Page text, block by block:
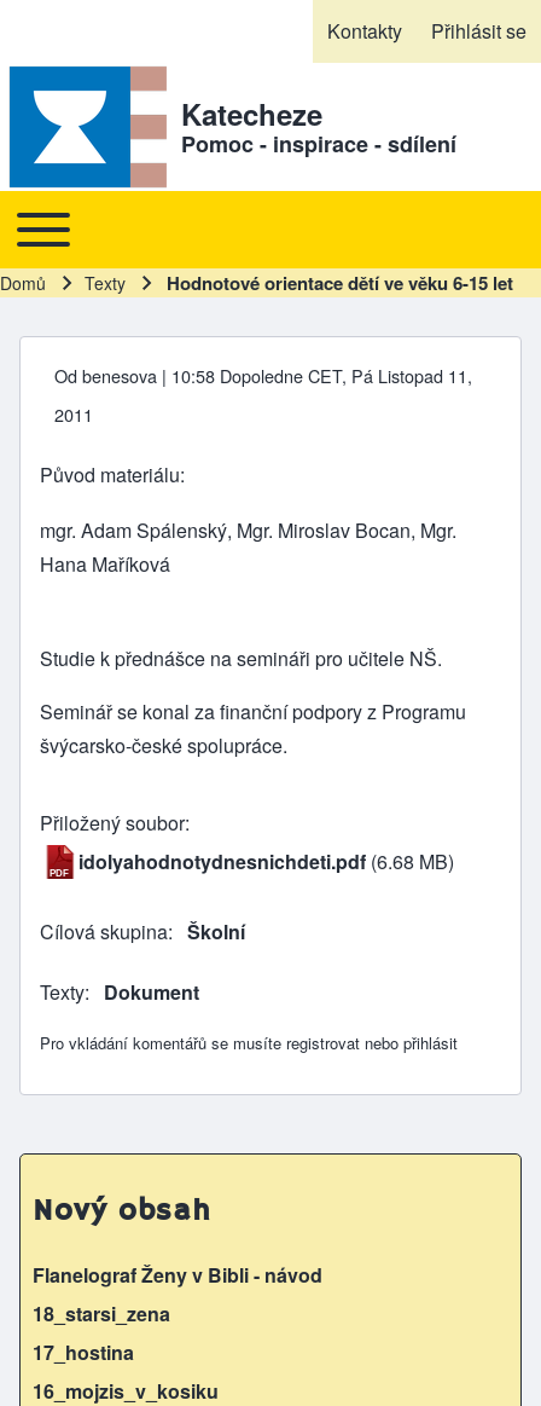
Kontakty Přihlásit se
Katecheze
Pomoc - inspirace - sdílení
Hlavní navigace
Toggle main menu
Drobečková navigace
Domů Texty Hodnotové orientace dětí ve věku 6-15 let
Od benesova | 10:58 Dopoledne CET, Pá Listopad 11,
2011
Původ materiálu
mgr. Adam Spálenský, Mgr. Miroslav Bocan, Mgr.
Hana Maříková
Studie k přednášce na semináři pro učitele NŠ.
Seminář se konal za finanční podpory z Programu
švýcarsko-české spolupráce.
Přiložený soubor
idolyahodnotydnesnichdeti.pdf (6.68 MB)
Cílová skupina Školní
Texty Dokument
Pro vkládání komentářů se musíte registrovat nebo přihlásit
Nový obsah
Flanelograf Ženy v Bibli - návod
18_starsi_zena
17_hostina
16_mojzis_v_kosiku